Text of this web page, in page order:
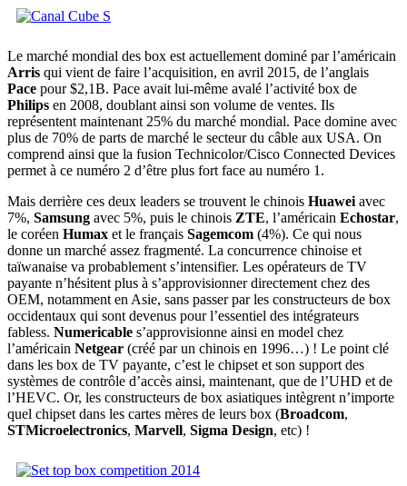
Le marché mondial des box est actuellement dominé par l’américain
Arris qui vient de faire l’acquisition, en avril 2015, de l’anglais
Pace pour $2,1B. Pace avait lui-même avalé l’activité box de
Philips en 2008, doublant ainsi son volume de ventes. Ils
représentent maintenant 25% du marché mondial. Pace domine avec
plus de 70% de parts de marché le secteur du câble aux USA. On
comprend ainsi que la fusion Technicolor/Cisco Connected Devices
permet à ce numéro 2 d’être plus fort face au numéro 1.
Mais derrière ces deux leaders se trouvent le chinois Huawei avec
7%, Samsung avec 5%, puis le chinois ZTE, l’américain Echostar,
le coréen Humax et le français Sagemcom (4%). Ce qui nous
donne un marché assez fragmenté. La concurrence chinoise et
taïwanaise va probablement s’intensifier. Les opérateurs de TV
payante n’hésitent plus à s’approvisionner directement chez des
OEM, notamment en Asie, sans passer par les constructeurs de box
occidentaux qui sont devenus pour l’essentiel des intégrateurs
fabless. Numericable s’approvisionne ainsi en model chez
l’américain Netgear (créé par un chinois en 1996…) ! Le point clé
dans les box de TV payante, c’est le chipset et son support des
systèmes de contrôle d’accès ainsi, maintenant, que de l’UHD et de
l’HEVC. Or, les constructeurs de box asiatiques intègrent n’importe
quel chipset dans les cartes mères de leurs box (Broadcom,
STMicroelectronics, Marvell, Sigma Design, etc) !